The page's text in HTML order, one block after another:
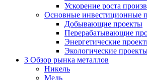
Ускорение роста
Основные инвестиционные
Добывающие проекты
Перерабатывающие
Энергетические
Экологические
3 Обзор рынка металлов
Никель
Медь